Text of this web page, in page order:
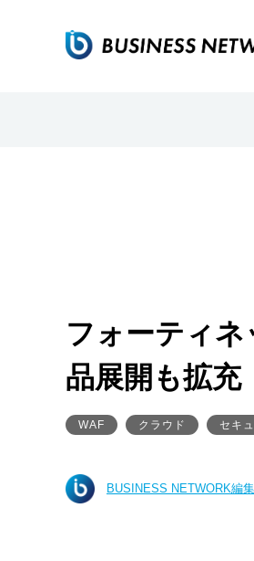
フォーティ
品展開も拡充
WAF クラウド セキ
BUSINESS NETWORK編